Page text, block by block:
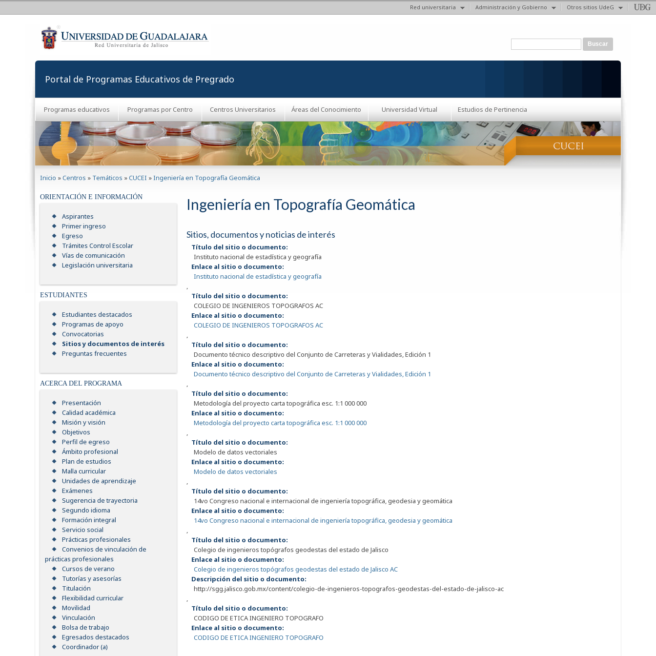
Red universitaria Administración y Gobierno Otros sitios UdeG
Formulario de búsqueda
Portal de Programas Educativos de Pregrado
Programas educativos Programas por Centro Centros Universitarios Áreas del Conocimiento Universidad Virtual Estudios de Pertinencia
Inicio »Centros » Temáticos »CUCEI »Ingeniería en Topografía Geomática
ORIENTACIÓN E INFORMACIÓN
Aspirantes
Primer ingreso
Egreso
Trámites Control Escolar
Vías de comunicación
Legislación universitaria
ESTUDIANTES
Estudiantes destacados
Programas de apoyo
Convocatorias
Sitios y documentos de interés
Preguntas frecuentes
ACERCA DEL PROGRAMA
Presentación
Calidad académica
Misión y visión
Objetivos
Perfil de egreso
Ámbito profesional
Plan de estudios
Malla curricular
Unidades de aprendizaje
Exámenes
Sugerencia de trayectoria
Segundo idioma
Formación integral
Servicio social
Prácticas profesionales
Convenios de vinculación de
prácticas profesionales
Cursos de verano
Tutorías y asesorías
Titulación
Flexibilidad curricular
Movilidad
Vinculación
Bolsa de trabajo
Egresados destacados
Coordinador (a)
Ingeniería en Topografía Geomática
Sitios, documentos y noticias de interés
Título del sitio o documento:
Instituto nacional de estadística y geografía
Enlace al sitio o documento:
Instituto nacional de estadística y geografía
,
Título del sitio o documento:
COLEGIO DE INGENIEROS TOPOGRAFOS AC
Enlace al sitio o documento:
COLEGIO DE INGENIEROS TOPOGRAFOS AC
,
Título del sitio o documento:
Documento técnico descriptivo del Conjunto de Carreteras y Vialidades, Edición 1
Enlace al sitio o documento:
Documento técnico descriptivo del Conjunto de Carreteras y Vialidades, Edición 1
,
Título del sitio o documento:
Metodología del proyecto carta topográfica esc. 1:1 000 000
Enlace al sitio o documento:
Metodología del proyecto carta topográfica esc. 1:1 000 000
,
Título del sitio o documento:
Modelo de datos vectoriales
Enlace al sitio o documento:
Modelo de datos vectoriales
,
Título del sitio o documento:
14vo Congreso nacional e internacional de ingeniería topográfica, geodesia y geomática
Enlace al sitio o documento:
14vo Congreso nacional e internacional de ingeniería topográfica, geodesia y geomática
,
Título del sitio o documento:
Colegio de ingenieros topógrafos geodestas del estado de Jalisco
Enlace al sitio o documento:
Colegio de ingenieros topógrafos geodestas del estado de Jalisco AC
Descripción del sitio o documento:
http://sgg.jalisco.gob.mx/content/colegio-de-ingenieros-topografos-geodestas-del-estado-de-jalisco-ac
,
Título del sitio o documento:
CODIGO DE ETICA INGENIERO TOPOGRAFO
Enlace al sitio o documento:
CODIGO DE ETICA INGENIERO TOPOGRAFO